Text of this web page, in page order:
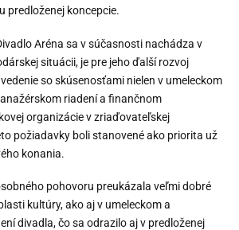
predloženej koncepcie.
Aréna sa v súčasnosti nachádza v
situácii, je pre jeho ďalší rozvoj
so skúsenosťami nielen v umeleckom
riadení a finančnom
organizácie v zriaďovateľskej
požiadavky boli stanovené ako priorita už
konania.
pohovoru preukázala veľmi dobré
kultúry, ako aj v umeleckom a
divadla, čo sa odrazilo aj v predloženej